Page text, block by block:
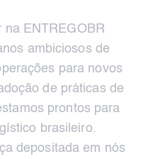
na ENTREGOBR
ambiciosos de
para novos
de práticas de
prontos para
brasileiro.
depositada em nós